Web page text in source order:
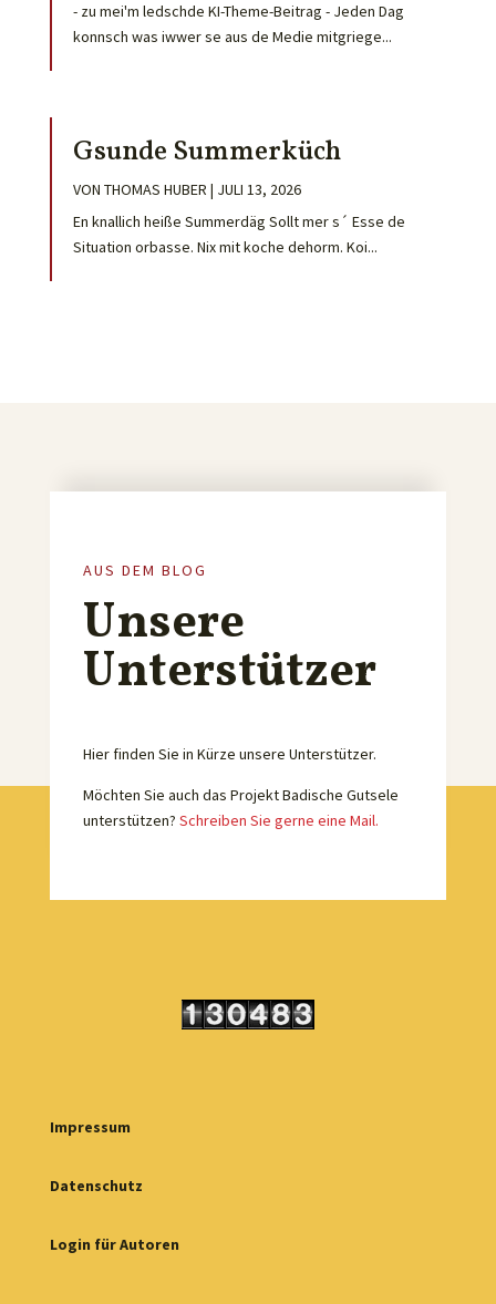
- zu mei'm ledschde KI-Theme-Beitrag - Jeden Dag
konnsch was iwwer se aus de Medie mitgriege...
Gsunde Summerküch
VON THOMAS HUBER | JULI 13, 2026
En knallich heiße Summerdäg Sollt mer s´ Esse de
Situation orbasse. Nix mit koche dehorm. Koi...
AUS DEM BLOG
Unsere
Unterstützer
Hier finden Sie in Kürze unsere Unterstützer.
Möchten Sie auch das Projekt Badische Gutsele
unterstützen? Schreiben Sie gerne eine Mail.
Impressum
Datenschutz
Login für Autoren